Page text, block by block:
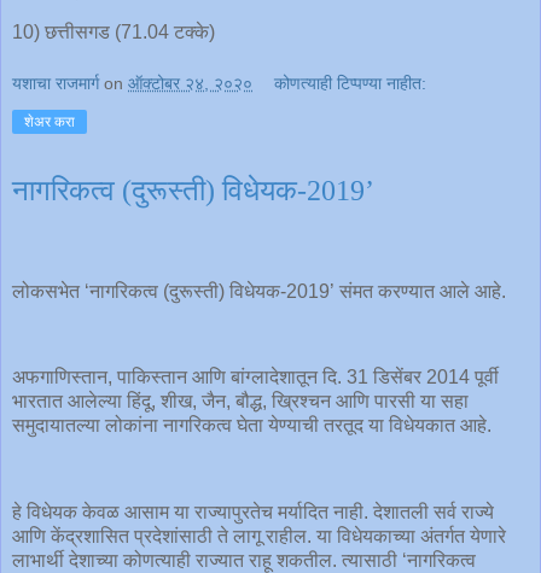
10) छत्तीसगड (71.04 टक्के)
यशाचा राजमार्ग on ऑक्टोबर २४, २०२० कोणत्याही टिप्पण्‍या नाहीत:
शेअर करा
नागरिकत्व (दुरूस्ती) विधेयक-2019’
लोकसभेत ‘नागरिकत्व (दुरूस्ती) विधेयक-2019’ संमत करण्यात आले आहे.
अफगाणिस्तान, पाकिस्तान आणि बांग्लादेशातून दि. 31 डिसेंबर 2014 पूर्वी
भारतात आलेल्या हिंदू, शीख, जैन, बौद्ध, ख्रिश्चन आणि पारसी या सहा
समुदायातल्या लोकांना नागरिकत्व घेता येण्याची तरतूद या विधेयकात आहे.
हे विधेयक केवळ आसाम या राज्यापुरतेच मर्यादित नाही. देशातली सर्व राज्ये
आणि केंद्रशासित प्रदेशांसाठी ते लागू राहील. या विधेयकाच्या अंतर्गत येणारे
लाभार्थी देशाच्या कोणत्याही राज्यात राहू शकतील. त्यासाठी ‘नागरिकत्व